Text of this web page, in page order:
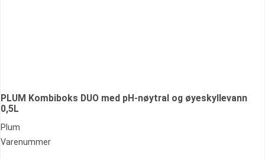
PLUM Kombiboks DUO med pH-nøytral og øyeskyllevann
0,5L
Plum
Varenummer